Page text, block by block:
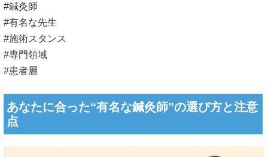
#鍼灸師
#有名な先生
#施術スタンス
#専門領域
#患者層
あなたに合った“有名な鍼灸師”の選び方と注意
点